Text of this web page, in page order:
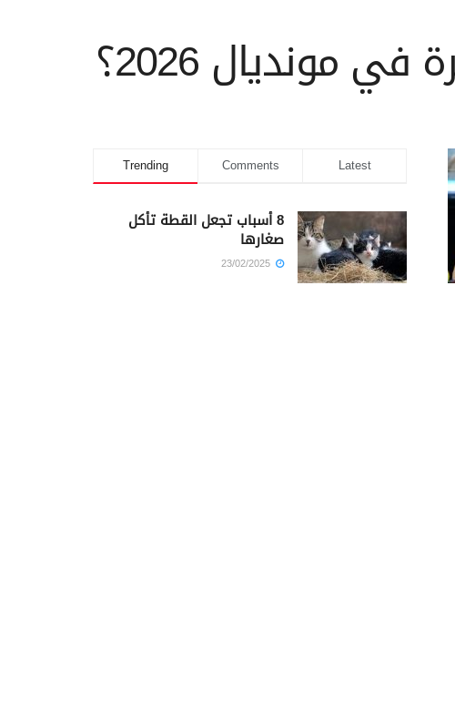
مونديال 2026؟
Trending Comments Latest
8 أسباب تجعل القطة تأكل
صغارها